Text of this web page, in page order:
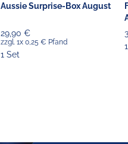
Aussie Surprise-Box August
29,90 €
zzgl. 1x 0,25 € Pfand
1 Set